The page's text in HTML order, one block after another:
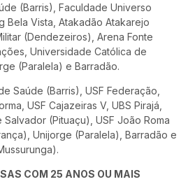
(Barris), Faculdade Universo
Bela Vista, Atakadão Atakarejo
(Dendezeiros), Arena Fonte
Universidade Católica de
(Paralela) e Barradão.
Saúde (Barris), USF Federação,
USF Cajazeiras V, UBS Pirajá,
(Pituaçu), USF João Roma
Unijorge (Paralela), Barradão e
COM 25 ANOS OU MAIS